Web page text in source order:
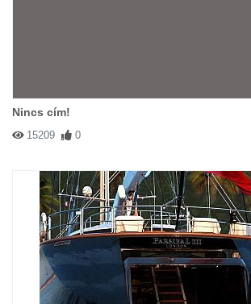
Nincs cím!
15209 0